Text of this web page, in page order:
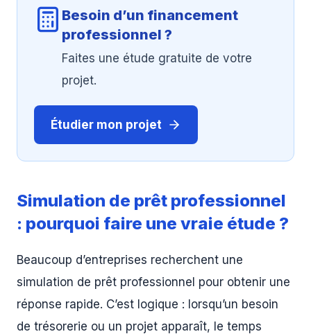
Besoin d’un financement
professionnel ?
Faites une étude gratuite de votre
projet.
Étudier mon projet
Simulation de prêt professionnel
: pourquoi faire une vraie étude ?
Beaucoup d’entreprises recherchent une
simulation de prêt professionnel pour obtenir une
réponse rapide. C’est logique : lorsqu’un besoin
de trésorerie ou un projet apparaît, le temps